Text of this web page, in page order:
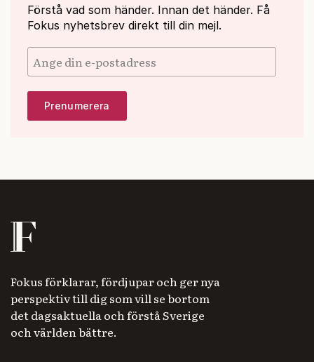
Förstå vad som händer. Innan det händer. Få
Fokus nyhetsbrev direkt till din mejl.
Fokus förklarar, fördjupar och ger nya
perspektiv till dig som vill se bortom
det dagsaktuella och förstå Sverige
och världen bättre.